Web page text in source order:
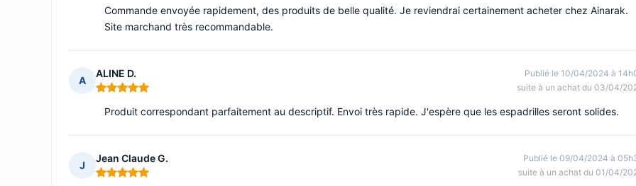
Commande envoyée rapidement, des produits de belle qualité. Je reviendrai certainement acheter chez Ainarak.
Site marchand très recommandable.
A
ALINE D.
Note : 5 sur 5
Publié le 10/04/2024 à
suite à un achat du 03/04/
Produit correspondant parfaitement au descriptif. Envoi très rapide. J'espère que les espadrilles seront solides.
J
Jean Claude G.
Note : 5 sur 5
Publié le 09/04/2024 à
suite à un achat du 01/04/